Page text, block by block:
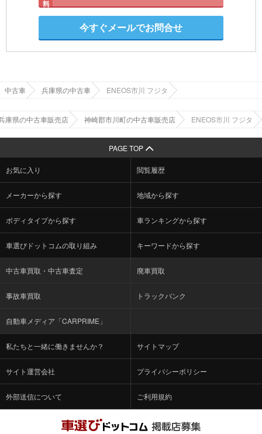
今すぐメールでお問合せ
中古車 兵庫県の中古車 ENEOS市川 フジタ
庫県の中古車販売店 神崎郡市川町の中古車販売店 ENEOS市川 フジタ
PAGE TOP
お気に入り 閲覧履歴
メーカーから探す 地域から探す
ボディタイプから探す 車ランキングから探す
車選びドットコムの取り組み キーワードから探す
中古車買取・中古車査定 廃車買取
事故車買取 トラックバンク
自動車メディア「CARPRIME」
私たちと一緒に働きませんか？ サイトマップ
サイト運営会社 プライバシーポリシー
外部送信について ご利用規約